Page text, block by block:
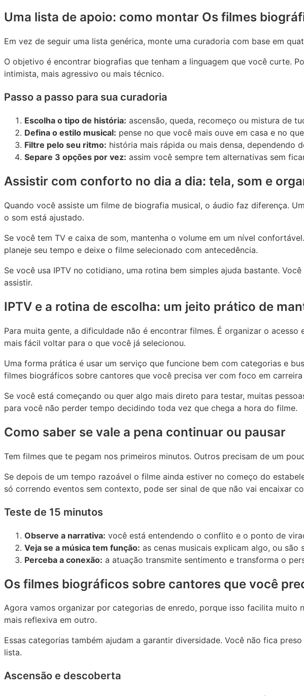
Uma lista de apoio: como montar Os filmes
Em vez de seguir uma lista genérica, monte uma curadoria com base em
O objetivo é encontrar biografias que tenham a linguagem que você curte.
intimista, mais agressivo ou mais técnico.
Passo a passo para sua curadoria
Escolha o tipo de história: ascensão, queda, recomeço ou mistura de
Defina o estilo musical: pense no que você mais ouve em casa e no
Filtre pelo seu ritmo: história mais rápida ou mais densa, dependendo
Separe 3 opções por vez: assim você sempre tem alternativas sem
Assistir com conforto no dia a dia: tela, som e
Quando você assiste um filme de biografia musical, o áudio faz diferença.
o som está ajustado.
Se você tem TV e caixa de som, mantenha o volume em um nível
planeje seu tempo e deixe o filme selecionado com antecedência.
Se você usa IPTV no cotidiano, uma rotina bem simples ajuda bastante.
assistir.
IPTV e a rotina de escolha: um jeito prático de
Para muita gente, a dificuldade não é encontrar filmes. É organizar o
mais fácil voltar para o que você já selecionou.
Uma forma prática é usar um serviço que funcione bem com categorias e
filmes biográficos sobre cantores que você precisa ver com foco em
Se você está começando ou quer algo mais direto para testar, muitas
para você não perder tempo decidindo toda vez que chega a hora do filme.
Como saber se vale a pena continuar ou pausar
Tem filmes que te pegam nos primeiros minutos. Outros precisam de um
Se depois de um tempo razoável o filme ainda estiver no começo do
só correndo eventos sem contexto, pode ser sinal de que não vai encaixar
Teste de 15 minutos
Observe a narrativa: você está entendendo o conflito e o ponto de
Veja se a música tem função: as cenas musicais explicam algo, ou são
Perceba a conexão: a atuação transmite sentimento e transforma o
Os filmes biográficos sobre cantores que você
Agora vamos organizar por categorias de enredo, porque isso facilita muito
mais reflexiva em outro.
Essas categorias também ajudam a garantir diversidade. Você não fica
lista.
Ascensão e descoberta